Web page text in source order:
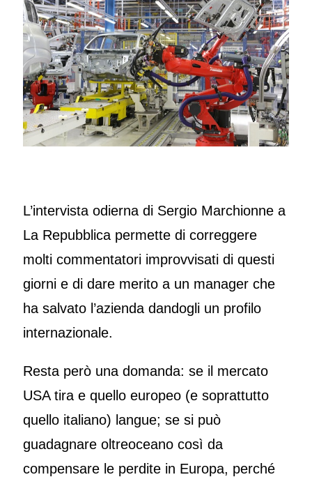
L’intervista odierna di Sergio Marchionne a
La Repubblica permette di correggere
molti commentatori improvvisati di questi
giorni e di dare merito a un manager che
ha salvato l’azienda dandogli un profilo
internazionale.
Resta però una domanda: se il mercato
USA tira e quello europeo (e soprattutto
quello italiano) langue; se si può
guadagnare oltreoceano così da
compensare le perdite in Europa, perché